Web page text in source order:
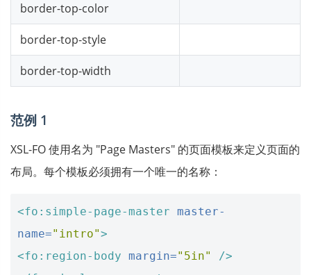
border-top-color
border-top-style
border-top-width
范例 1
XSL-FO 使用名为 "Page Masters" 的页面模板来定义页面的
布局。每个模板必须拥有一个唯一的名称：
<fo:simple-page-master master-
name="intro">
<fo:region-body margin="5in"
/>